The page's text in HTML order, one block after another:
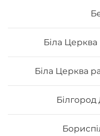
Біла
Біла Церква
Білгород
Футомаки